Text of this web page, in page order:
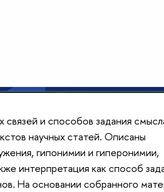
и способов задания
научных статей. Описаны
гипонимии и гиперонимии,
интерпретация как способ
На основании собранного